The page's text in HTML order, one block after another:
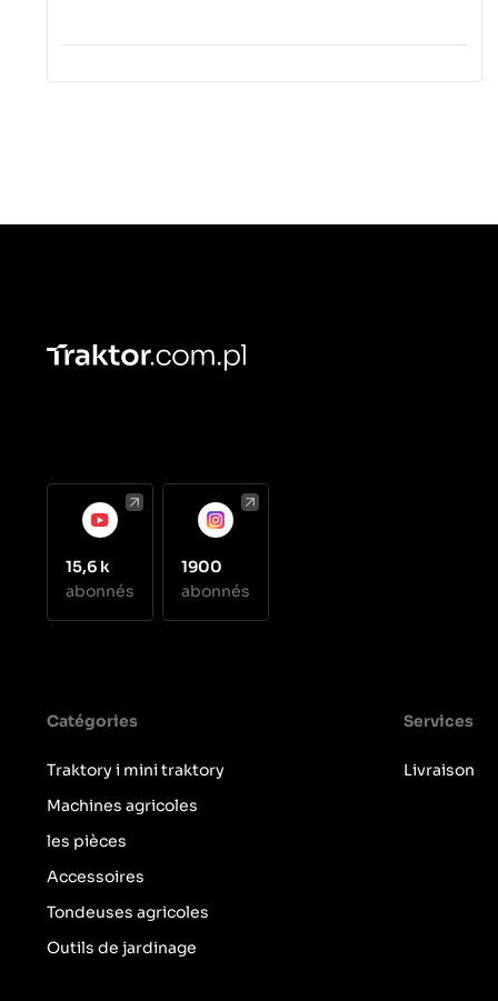
15,6 k
abonnés
1900
abonnés
Catégories
Traktory i mini traktory
Machines agricoles
les pièces
Accessoires
Tondeuses agricoles
Outils de jardinage
Services
Livraison